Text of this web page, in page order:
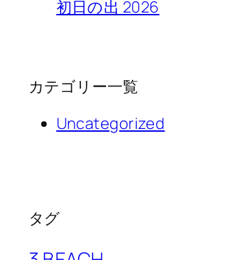
初日の出 2026
カテゴリー一覧
Uncategorized
タグ